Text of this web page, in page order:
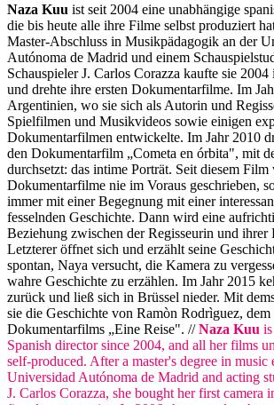
Naza Kuu ist seit 2004 eine unabhängige
die bis heute alle ihre Filme selbst produziert
Master-Abschluss in Musikpädagogik an der
Autónoma de Madrid und einem
Schauspieler J. Carlos Corazza kaufte sie 2004
und drehte ihre ersten Dokumentarfilme. Im
Argentinien, wo sie sich als Autorin und
Spielfilmen und Musikvideos sowie einigen
Dokumentarfilmen entwickelte. Im Jahr 2010
den Dokumentarfilm „Cometa en órbita", mit
durchsetzt: das intime Porträt. Seit diesem Film
Dokumentarfilme nie im Voraus geschrieben,
immer mit einer Begegnung mit einer
fesselnden Geschichte. Dann wird eine
Beziehung zwischen der Regisseurin und ihrer
Letzterer öffnet sich und erzählt seine
spontan, Naya versucht, die Kamera zu
wahre Geschichte zu erzählen. Im Jahr 2015
zurück und ließ sich in Brüssel nieder. Mit
sie die Geschichte von Ramòn Rodrìguez, dem
Dokumentarfilms „Eine Reise". //Naza Kuu
Spanish director since 2004, and all her films
self-produced. After a master's degree in music
Universidad Autónoma de Madrid and acting
J. Carlos Corazza, she bought her first camera